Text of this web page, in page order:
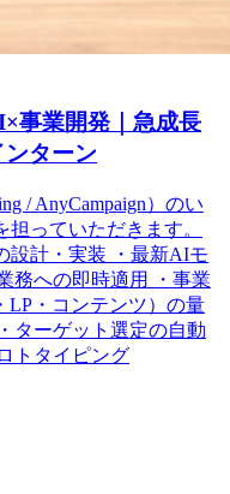
事業開発｜急成長
ターン
/ AnyCampaign）のい
っていただきます。
設計・実装 ・最新AIモ
務への即時適用 ・事業
LP・コンテンツ）の量
ターゲット選定の自動
トタイピング